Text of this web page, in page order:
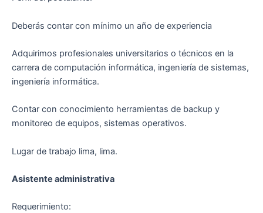
Deberás contar con mínimo un año de experiencia
Adquirimos profesionales universitarios o técnicos en la
carrera de computación informática, ingeniería de sistemas,
ingeniería informática.
Contar con conocimiento herramientas de backup y
monitoreo de equipos, sistemas operativos.
Lugar de trabajo lima, lima.
Asistente administrativa
Requerimiento: